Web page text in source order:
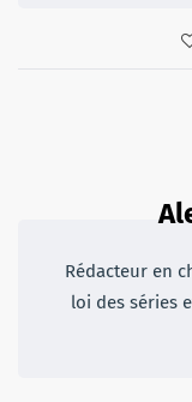
Rédacteur en
loi des séries